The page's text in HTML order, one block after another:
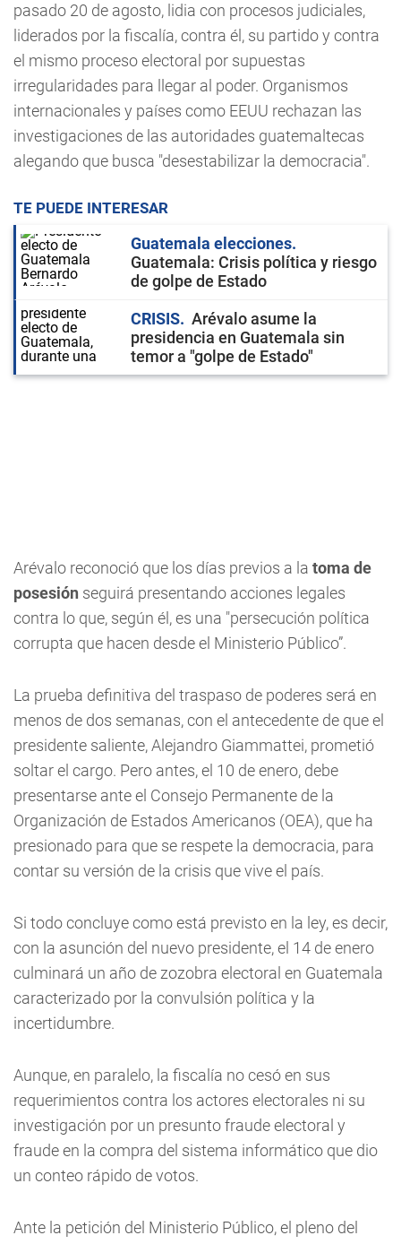
pasado 20 de agosto, lidia con procesos judiciales,
liderados por la fiscalía, contra él, su partido y contra
el mismo proceso electoral por supuestas
irregularidades para llegar al poder. Organismos
internacionales y países como EEUU rechazan las
investigaciones de las autoridades guatemaltecas
alegando que busca "desestabilizar la democracia".
TE PUEDE INTERESAR
Guatemala elecciones
Guatemala: Crisis política y riesgo
de golpe de Estado
CRISIS
Arévalo asume la
presidencia en Guatemala sin
temor a "golpe de Estado"
Arévalo reconoció que los días previos a la toma de
posesión seguirá presentando acciones legales
contra lo que, según él, es una "persecución política
corrupta que hacen desde el Ministerio Público”.
La prueba definitiva del traspaso de poderes será en
menos de dos semanas, con el antecedente de que el
presidente saliente, Alejandro Giammattei, prometió
soltar el cargo. Pero antes, el 10 de enero, debe
presentarse ante el Consejo Permanente de la
Organización de Estados Americanos (OEA), que ha
presionado para que se respete la democracia, para
contar su versión de la crisis que vive el país.
Si todo concluye como está previsto en la ley, es decir,
con la asunción del nuevo presidente, el 14 de enero
culminará un año de zozobra electoral en Guatemala
caracterizado por la convulsión política y la
incertidumbre.
Aunque, en paralelo, la fiscalía no cesó en sus
requerimientos contra los actores electorales ni su
investigación por un presunto fraude electoral y
fraude en la compra del sistema informático que dio
un conteo rápido de votos.
Ante la petición del Ministerio Público, el pleno del